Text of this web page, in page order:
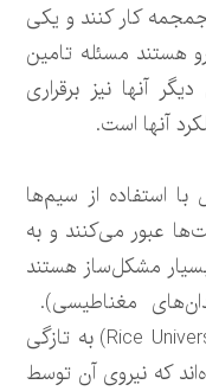
کار کنند و یکی
هستند مسئله تامین
آنها نیز برقراری
آنها است.
استفاده از سیم‌ها
عبور می‌کنند و به
مشکل‌ساز هستند
مغناطیسی).
اکنون مهندسان “دانشگاه رایس” (Rice University) به تازگی
که نیروی آن توسط